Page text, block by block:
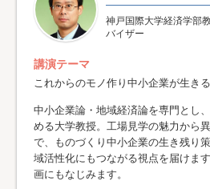
神戸国際大学経済学部
バイザー
講演テーマ
これからのモノ作り中小企業が生き
中小企業論・地域経済論を専門とし
める大学教授。工場見学の魅力から
で、ものづくり中小企業の生き残り
域活性化にもつながる視点を届けま
画にもなじみます。